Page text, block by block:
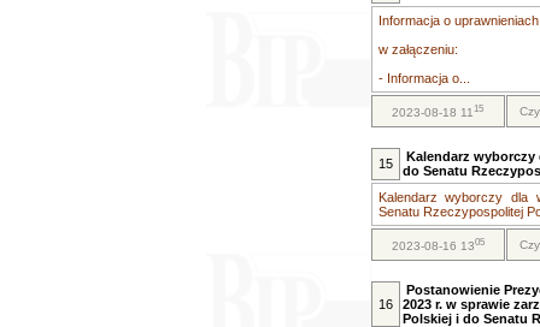
Informacja o
w załączeniu:
- Informacja o...
2023-08-18 1115
15
Kalendarz
do Senatu
Kalendarz wyborczy dla
Senatu Rzeczypospolitej
2023-08-16 1305
16
Postanowienie
2023 r. w sprawie
Polskiej i do Senatu